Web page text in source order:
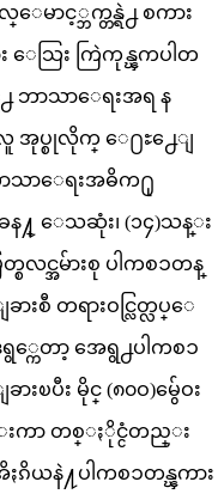
ေမာင့္ဘက္တန္ရဲ႕ စကား
ေသြး ကြဲကုန္ၾကပါတ
႕ ဘာသာေရးအရ န
အုပ္စုလိုက္ ေ႐ႊ႕ေျ
ာသာေရးအဓိက႐ု
႔္ ေသဆုံး၊ (၁၄)သန္း
စလင္အမ်ားစု ပါကစၥတန္
းစီ တရားဝင္လြတ္လပ္ေ
ေတာ့ အေရွ႕ပါကစၥ
ၿပီး မိုင္ (၈၀ဝ)မွ်ေဝး
င္းကာ တစ္ႏိုင္ငံတည္း
ၵိယနဲ႔ပါကစၥတန္ၾကား